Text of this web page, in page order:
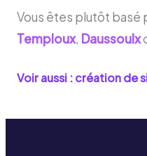
Vous êtes plutôt basé
Temploux, Daussoulx
Voir aussi : création de